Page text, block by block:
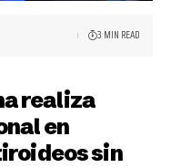
3 MIN READ
realiza
en
sin